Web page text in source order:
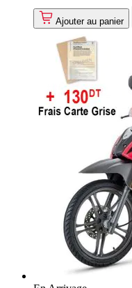
Ajouter au panier